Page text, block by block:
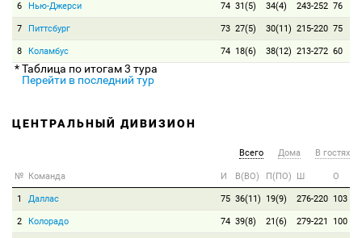
6 Нью-Джерси 74 31(5) 34(4) 243-252 76
7 Питтсбург 73 27(5) 30(11) 215-220 75
8 Коламбус 74 18(6) 38(12) 213-272 60
* Таблица по итогам 3 тура
Перейти в последний тур
ЦЕНТРАЛЬНЫЙ ДИВИЗИОН
Всего Дома В гостях
№ Команда И В(ВО) П(ПО) Ш О
1 Даллас 75 36(11) 19(9) 276-220 103
2 Колорадо 74 39(8) 21(6) 279-221 100